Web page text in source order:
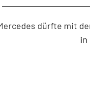
dürfte mit
in